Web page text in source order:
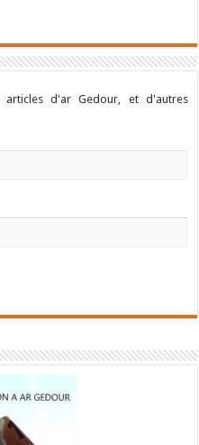
articles d'ar Gedour, et d'autres